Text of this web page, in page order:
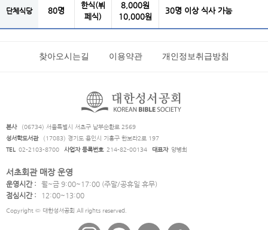
단체식당 80명
한식(뷔
페식)
8,000원
10,000원
30명 이상 식사 가능
찾아오시는길 이용약관 개인정보취급방침
본사
(06734) 서울특별시 서초구 남부순환로 2569
성서학도서관
(17083) 경기도 용인시 기흥구 한보라2로 197
TEL 02-2103-8700 사업자 등록번호 214-82-00134 대표자 양병희
서초회관 매장 운영
운영시간 :
월~금 9:00~17:00 (주말/공휴일 휴무)
점심시간 :
12:00~13:00
Copyright © 대한성서공회 All rights reserved.